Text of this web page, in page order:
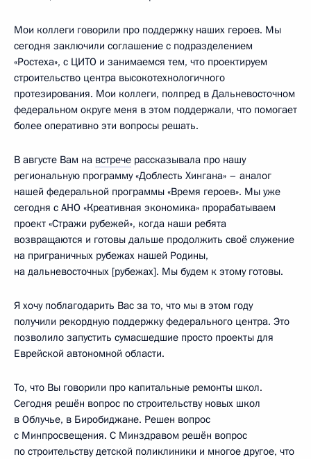
Мои коллеги говорили про поддержку наших героев. Мы
сегодня заключили соглашение с подразделением
«Ростеха», с ЦИТО и занимаемся тем, что проектируем
строительство центра высокотехнологичного
протезирования. Мои коллеги, полпред в Дальневосточном
федеральном округе меня в этом поддержали, что помогает
более оперативно эти вопросы решать.
В августе Вам на встрече рассказывала про нашу
региональную программу «Доблесть Хингана» – аналог
нашей федеральной программы «Время героев». Мы уже
сегодня с АНО «Креативная экономика» прорабатываем
проект «Стражи рубежей», когда наши ребята
возвращаются и готовы дальше продолжить своё служение
на приграничных рубежах нашей Родины,
на дальневосточных [рубежах]. Мы будем к этому готовы.
Я хочу поблагодарить Вас за то, что мы в этом году
получили рекордную поддержку федерального центра. Это
позволило запустить сумасшедшие просто проекты для
Еврейской автономной области.
То, что Вы говорили про капитальные ремонты школ.
Сегодня решён вопрос по строительству новых школ
в Облучье, в Биробиджане. Решен вопрос
с Минпросвещения. С Минздравом решён вопрос
по строительству детской поликлиники и многое другое, что